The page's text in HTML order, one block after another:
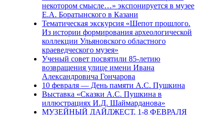
некотором смысле…» экспонируется в музее
Е.А. Боратынского в Казани
Тематическая экскурсия «Шепот прошлого.
Из истории формирования археологической
коллекции Ульяновского областного
краеведческого музея»
Ученый совет посвятили 85-летию
возвращения улице имени Ивана
Александровича Гончарова
10 февраля — День памяти А.С. Пушкина
Выставка «Сказки А.С. Пушкина в
иллюстрациях И.Д. Шаймарданова»
МУЗЕЙНЫЙ ДАЙДЖЕСТ. 1-8 ФЕВРАЛЯ